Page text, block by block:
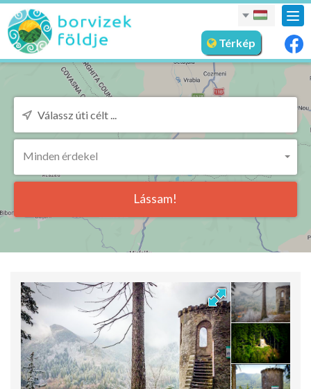
Térkép
Minden érdekel
Lássam!